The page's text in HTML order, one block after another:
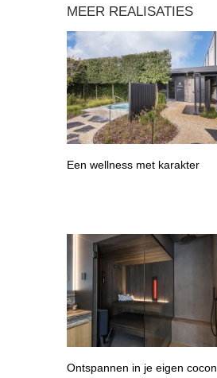
MEER REALISATIES
Een wellness met karakter
Ontspannen in je eigen cocon